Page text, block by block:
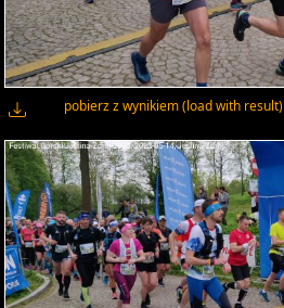
pobierz z wynikiem (load with result)